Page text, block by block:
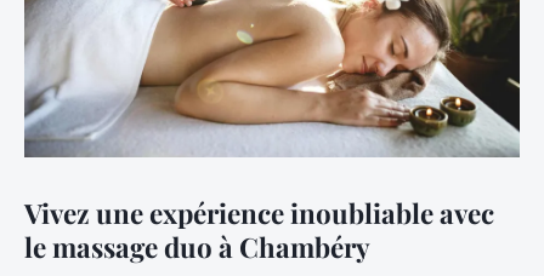
Vivez une expérience inoubliable avec
le massage duo à Chambéry